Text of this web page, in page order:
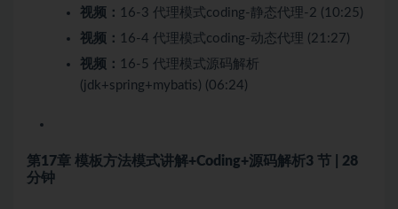
视频： 16-3 代理模式coding-静态代理-2 (10:25)
视频： 16-4 代理模式coding-动态代理 (21:27)
视频： 16-5 代理模式源码解析
(jdk+spring+mybatis) (06:24)
第17章 模板方法模式讲解+Coding+源码解析3 节 | 28
分钟